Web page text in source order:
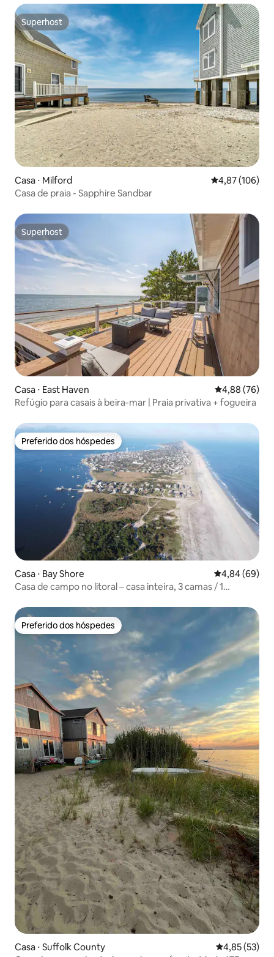
Superhost
Superhost
Casa ⋅ Milford 4,87 de uma
4,87 (106)
Casa de praia - Sapphire Sandbar
Superhost
Superhost
Casa ⋅ East Haven 4,88 de uma
4,88 (76)
Refúgio para casais à beira-mar | Praia privativa + fogueira
Preferido dos hóspedes
Preferido dos hóspedes
Casa ⋅ Bay Shore 4,84 de uma
4,84 (69)
Casa de campo no litoral – casa inteira, 3 camas / 1
Preferido dos hóspedes
Preferido dos hóspedes
Casa ⋅ Suffolk County 4,85 de uma
4,85 (53)